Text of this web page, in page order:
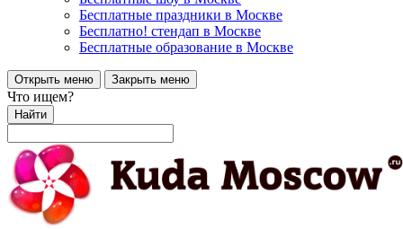
Бесплатные праздники в Москве
Бесплатно! стендап в Москве
Бесплатные образование в Москве
Открыть меню Закрыть меню
Что ищем?
Найти